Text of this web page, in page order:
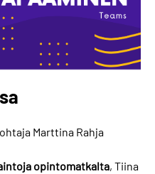
Marttina Rahja
opintomatkalta, Tiina